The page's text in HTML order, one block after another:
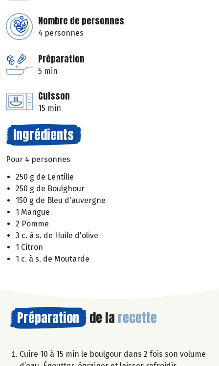
Nombre de personnes
4 personnes
Préparation
5 min
Cuisson
15 min
Ingrédients
Pour 4 personnes
250 g de Lentille
250 g de Boulghour
150 g de Bleu d'auvergne
1 Mangue
2 Pomme
3 c. à s. de Huile d'olive
1 Citron
1 c. à s. de Moutarde
Préparation de la recette
Cuire 10 à 15 min le boulgour dans 2 fois son volume